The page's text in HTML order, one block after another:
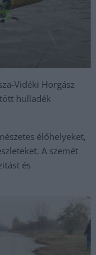
Vidéki Horgász
hulladék
élőhelyeket,
A szemét
és